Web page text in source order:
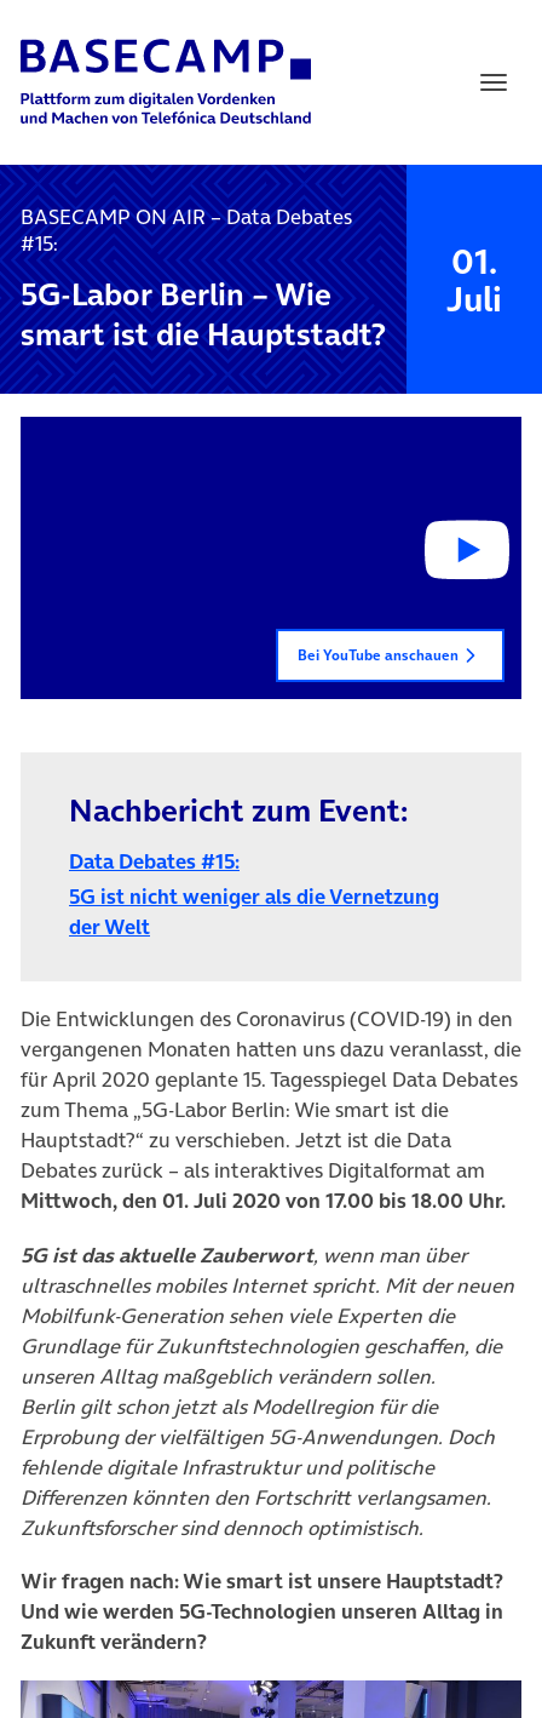
Main Navigation
BASECAMP ON AIR – Data Debates
#15:
5G-Labor Berlin – Wie
smart ist die Hauptstadt?
01.
Juli
Bei YouTube anschauen
Nachbericht zum Event:
Data Debates #15:
5G ist nicht weniger als die Vernetzung
der Welt(öffnet in neuem Tab)
Die Entwicklungen des Coronavirus (COVID-19) in den
vergangenen Monaten hatten uns dazu veranlasst, die
für April 2020 geplante 15. Tagesspiegel Data Debates
zum Thema „5G-Labor Berlin: Wie smart ist die
Hauptstadt?“ zu verschieben. Jetzt ist die Data
Debates zurück – als interaktives Digitalformat am
Mittwoch, den 01. Juli 2020 von 17.00 bis 18.00 Uhr.
5G ist das aktuelle Zauberwort, wenn man über
ultraschnelles mobiles Internet spricht. Mit der neuen
Mobilfunk-Generation sehen viele Experten die
Grundlage für Zukunftstechnologien geschaffen, die
unseren Alltag maßgeblich verändern sollen.
Berlin gilt schon jetzt als Modellregion für die
Erprobung der vielfältigen 5G-Anwendungen. Doch
fehlende digitale Infrastruktur und politische
Differenzen könnten den Fortschritt verlangsamen.
Zukunftsforscher sind dennoch optimistisch.
Wir fragen nach: Wie smart ist unsere Hauptstadt?
Und wie werden 5G-Technologien unseren Alltag in
Zukunft verändern?